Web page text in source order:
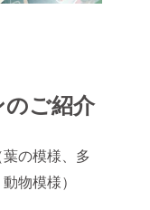
のご紹介
の模様、多
物模様）